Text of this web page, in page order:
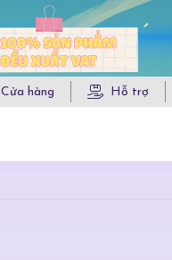
Cửa hàng Hỗ trợ